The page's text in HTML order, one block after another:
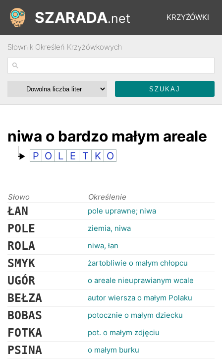
KRZYŻÓWKI
ŁAMIGŁÓWKI
SZARADA.net
Słownik Określeń Krzyżówkowych
niwa o bardzo małym areale
P O L E T K O
Słowo Określenie
ŁAN pole uprawne; niwa
POLE ziemia, niwa
ROLA niwa, łan
SMYK żartobliwie o małym chłopcu
UGÓR o areale nieuprawianym wcale
BEŁZA autor wiersza o małym Polaku
BOBAS potocznie o małym dziecku
FOTKA pot. o małym zdjęciu
PSINA o małym burku